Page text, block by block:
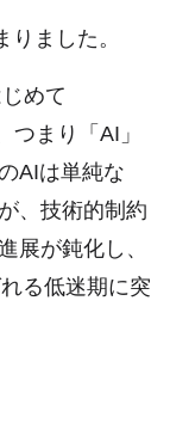
ました。
めて
つまり「AI」
AIは単純な
、技術的制約
展が鈍化し、
る低迷期に突